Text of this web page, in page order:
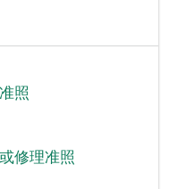
照
修理准照